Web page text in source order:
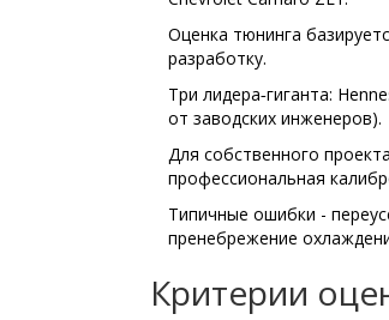
Оценка тюнинга
разработку.
Три лидера‑гиганта:
от заводских инженеров).
Для собственного
профессиональная
Типичные ошибки -
пренебрежение
Критерии